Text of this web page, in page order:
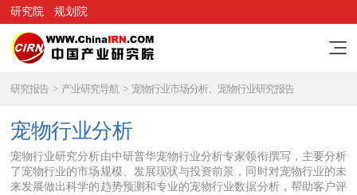
研究院 规划院
研究报告 > 产业研究导航 > 宠物行业市场分析、宠物行业研究报告
宠物行业分析
宠物行业研究分析由中研普华宠物行业分析专家领衔撰写，主要分析
了宠物行业的市场规模、发展现状与投资前景，同时对宠物行业的未
来发展做出科学的趋势预测和专业的宠物行业数据分析，帮助客户评